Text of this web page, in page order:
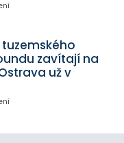
zavítají na
Ostrava už v